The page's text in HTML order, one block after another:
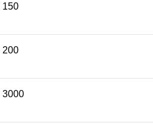
150
200
3000